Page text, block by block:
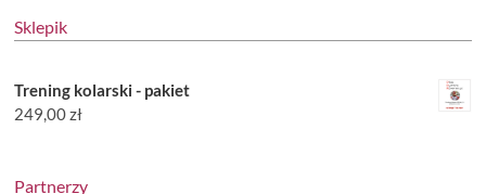
Sklepik
Trening kolarski - pakiet
249,00zł
Partnerzy